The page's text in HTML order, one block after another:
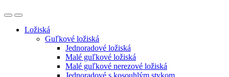
Ložiská
Guľkové ložiská
Jednoradové ložiská
Malé guľkové ložiská
Malé guľkové nerezové ložiská
Jednoradové s kosouhlým stykom